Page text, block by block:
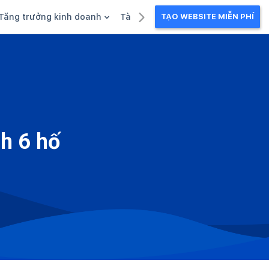
trưởng kinh doanh Tài liệu kinh doanhTẠO WEBSITE MIỄN PHÍ
6 hố